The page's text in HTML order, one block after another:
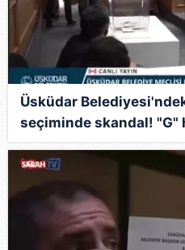
Üsküdar
seçiminde skandal! "G"
Parti'nin oyunu iptal etti